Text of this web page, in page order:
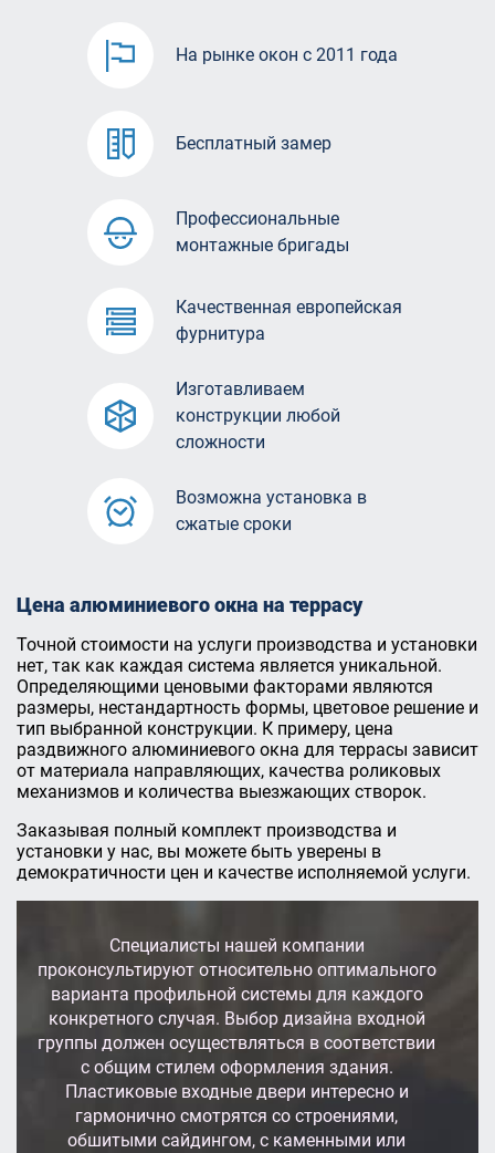
На рынке окон с 2011 года
Бесплатный замер
Профессиональные
монтажные бригады
Качественная европейская
фурнитура
Изготавливаем
конструкции любой
сложности
Возможна установка в
сжатые сроки
Цена алюминиевого окна на террасу
Точной стоимости на услуги производства и установки
нет, так как каждая система является уникальной.
Определяющими ценовыми факторами являются
размеры, нестандартность формы, цветовое решение и
тип выбранной конструкции. К примеру, цена
раздвижного алюминиевого окна для террасы зависит
от материала направляющих, качества роликовых
механизмов и количества выезжающих створок.
Заказывая полный комплект производства и
установки у нас, вы можете быть уверены в
демократичности цен и качестве исполняемой услуги.
Специалисты нашей компании
проконсультируют относительно оптимального
варианта профильной системы для каждого
конкретного случая. Выбор дизайна входной
группы должен осуществляться в соответствии
с общим стилем оформления здания.
Пластиковые входные двери интересно и
гармонично смотрятся со строениями,
обшитыми сайдингом, с каменными или